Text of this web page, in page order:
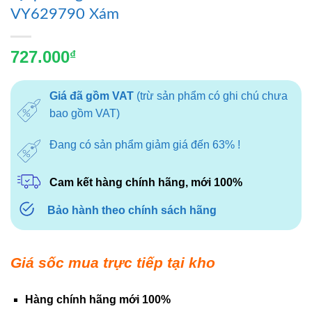
VY629790 Xám
727.000₫
Giá đã gồm VAT(trừ sản phẩm có ghi chú chưa
bao gồm VAT)
Đang có sản phẩm giảm giá đến 63% !
Cam kết hàng chính hãng, mới 100%
Bảo hành theo chính sách hãng
Giá sốc mua trực tiếp tại kho
Hàng chính hãng mới 100%